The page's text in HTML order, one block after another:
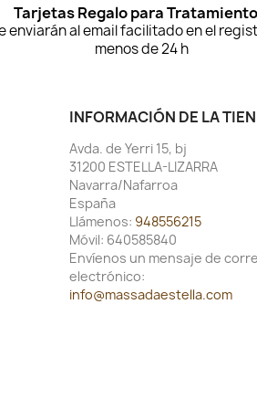
Tarjetas Regalo para
enviarán al email facilitado en el
menos de 24 h
INFORMACIÓN DE LA
Avda. de Yerri 15, bj
31200 ESTELLA-LIZARRA
Navarra/Nafarroa
España
Llámenos: 948556215
Móvil: 640585840
Envíenos un mensaje de
electrónico:
info@massadaestella.com